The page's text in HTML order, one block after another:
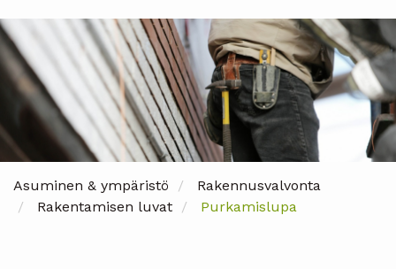
Asuminen & ympäristö
Rakennusvalvonta
Rakentamisen luvat
Purkamislupa